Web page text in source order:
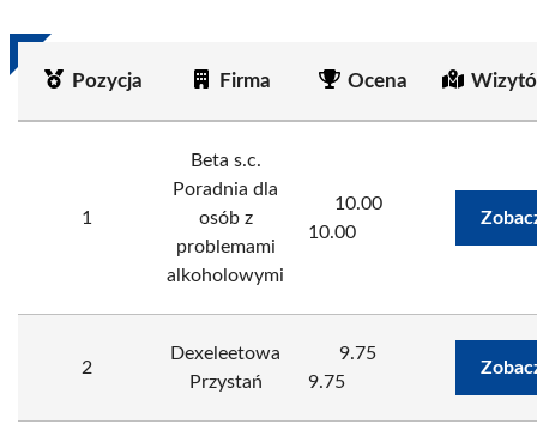
Pozycja Firma Ocena
1
Beta s.c.
Poradnia dla
osób z
problemami
alkoholowymi
10.00
10.00
2
Dexeleetowa
Przystań
9.75
9.75